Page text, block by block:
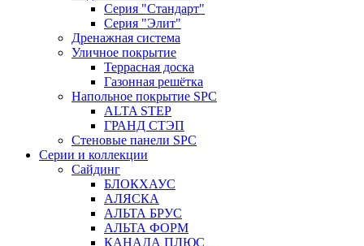
Серия "Стандарт"
Серия "Элит"
Дренажная система
Уличное покрытие
Террасная доска
Газонная решётка
Напольное покрытие SPC
ALTA STEP
ГРАНД СТЭП
Стеновые панели SPC
Серии и коллекции
Сайдинг
БЛОКХАУС
АЛЯСКА
АЛЬТА БРУС
АЛЬТА ФОРМ
КАНАДА ПЛЮС